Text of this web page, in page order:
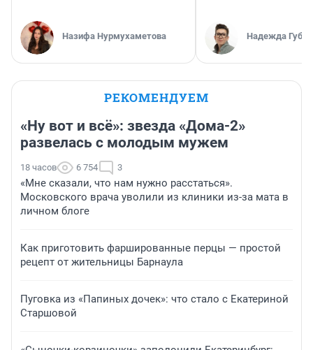
Назифа Нурмухаметова Надежда
РЕКОМЕНДУЕМ
«Ну вот и всё»: звезда «Дома-2»
развелась с молодым мужем
18 часов 6 754 3
«Мне сказали, что нам нужно расстаться».
Московского врача уволили из клиники из-за мата в
личном блоге
Как приготовить фаршированные перцы — простой
рецепт от жительницы Барнаула
Пуговка из «Папиных дочек»: что стало с Екатериной
Старшовой